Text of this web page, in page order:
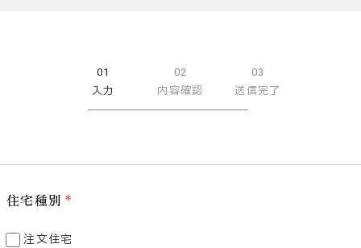
01
入力
02
内容確認
03
送信完了
住宅種別
注文住宅